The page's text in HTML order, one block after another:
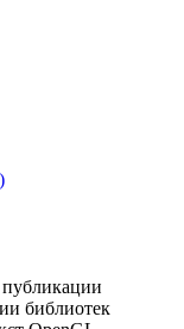
библиотек